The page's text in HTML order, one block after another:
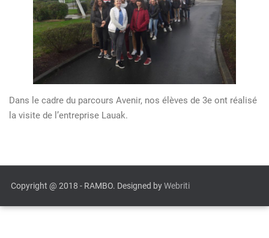
Dans le cadre du parcours Avenir, nos élèves de 3e ont réalisé
la visite de l’entreprise Lauak.
Copyright @ 2018 - RAMBO. Designed byWebriti